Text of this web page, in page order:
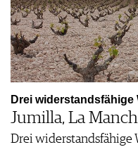
Drei
Jumilla, La
Drei widerstandsfähige